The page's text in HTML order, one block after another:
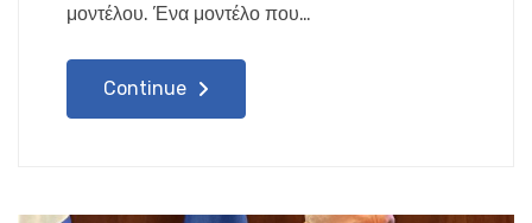
μοντέλου. Ένα μοντέλο που…
Continue